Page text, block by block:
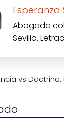
Esperanza
Abogada
Sevilla.
vs Doctrina: